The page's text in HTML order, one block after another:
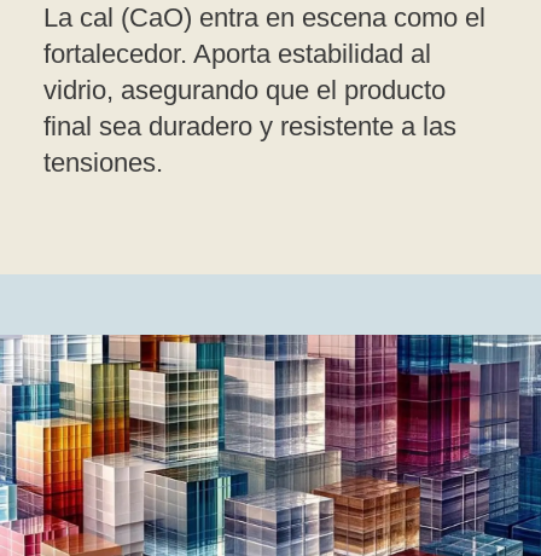
La cal (CaO) entra en escena como el
fortalecedor. Aporta estabilidad al
vidrio, asegurando que el producto
final sea duradero y resistente a las
tensiones.